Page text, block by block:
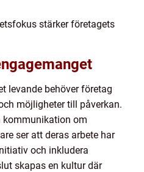
stärker företagets
levande behöver företag
möjligheter till påverkan.
kommunikation om
ser att deras arbete har
och inkludera
skapas en kultur där